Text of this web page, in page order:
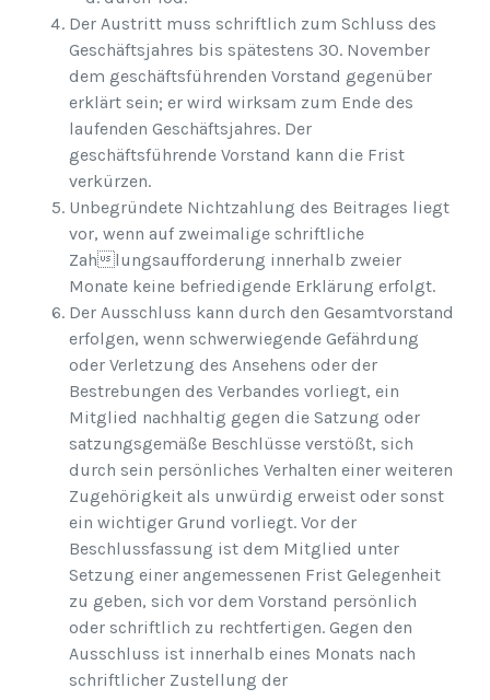
Der Austritt muss schriftlich zum Schluss des
Geschäftsjahres bis spätestens 30. November
dem geschäftsführenden Vorstand gegenüber
erklärt sein; er wird wirksam zum Ende des
laufenden Geschäftsjahres. Der
geschäftsführende Vorstand kann die Frist
verkürzen.
Unbegründete Nichtzahlung des Beitrages liegt
vor, wenn auf zweimalige schriftliche
Zahlungsaufforderung innerhalb zweier
Monate keine befriedigende Erklärung erfolgt.
Der Ausschluss kann durch den Gesamtvorstand
erfolgen, wenn schwerwiegende Gefährdung
oder Verletzung des Ansehens oder der
Bestrebungen des Verbandes vorliegt, ein
Mitglied nachhaltig gegen die Satzung oder
satzungsgemäße Beschlüsse verstößt, sich
durch sein persönliches Verhalten einer weiteren
Zugehörigkeit als unwürdig erweist oder sonst
ein wichtiger Grund vorliegt. Vor der
Beschlussfassung ist dem Mitglied unter
Setzung einer angemessenen Frist Gelegenheit
zu geben, sich vor dem Vorstand persönlich
oder schriftlich zu rechtfertigen. Gegen den
Ausschluss ist innerhalb eines Monats nach
schriftlicher Zustellung der